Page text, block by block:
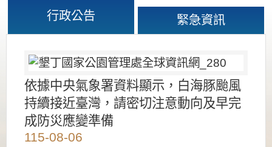
行政公告 緊急資訊
依據中央氣象署資料顯示，白海豚颱風
持續接近臺灣，請密切注意動向及早完
成防災應變準備
115-08-06